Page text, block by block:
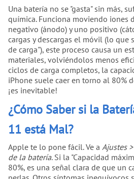
Una batería no se "gasta" sin más,
química. Funciona moviendo iones
negativo (ánodo) y uno positivo
cargas y descargas el móvil (lo que
de carga"), este proceso causa un
materiales, volviéndolos menos
ciclos de carga completos, la
iPhone suele caer en torno al 80%
¡es inevitable!
¿Cómo Saber si la
11 está Mal?
Apple te lo pone fácil. Ve a Ajustes
de la batería. Si la "Capacidad
80%, es una señal clara de que un